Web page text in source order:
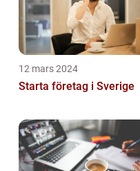
12 mars 2024
Starta företag i Sverige